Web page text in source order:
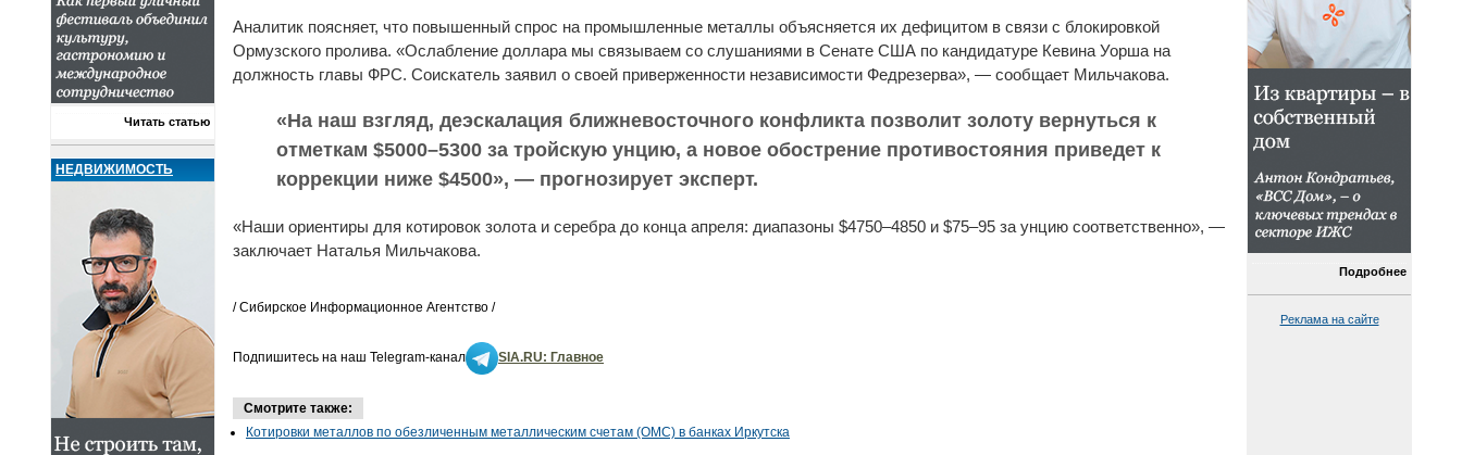
Читать статью
НЕДВИЖИМОСТЬ
Аналитик поясняет, что повышенный спрос на промышленные металлы объясняется их дефицитом в связи с блокировкой
Ормузского пролива. «Ослабление доллара мы связываем со слушаниями в Сенате США по кандидатуре Кевина Уорша на
должность главы ФРС. Соискатель заявил о своей приверженности независимости Федрезерва», — сообщает Мильчакова.
«На наш взгляд, деэскалация ближневосточного конфликта позволит золоту вернуться к
отметкам $5000–5300 за тройскую унцию, а новое обострение противостояния приведет к
коррекции ниже $4500», — прогнозирует эксперт.
«Наши ориентиры для котировок золота и серебра до конца апреля: диапазоны $4750–4850 и $75–95 за унцию соответственно», —
заключает Наталья Мильчакова.
/ Сибирское Информационное Агентство /
Подпишитесь на наш Telegram-канал SIA.RU: Главное
Смотрите также:
Котировки металлов по обезличенным металлическим счетам (ОМС) в банках Иркутска
Подробнее
Реклама на сайте